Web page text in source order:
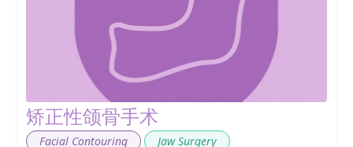
矫正性颌骨手术
Facial Contouring Jaw Surgery